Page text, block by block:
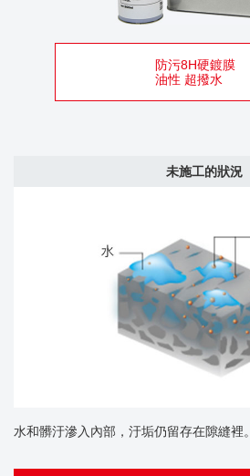
防污8H硬鍍膜
油性 超撥水
未施工的狀況
水和髒汙滲入內部，汙垢仍留存在隙縫裡。